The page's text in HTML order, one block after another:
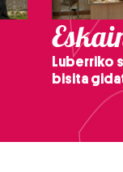
Luberriko
bisita